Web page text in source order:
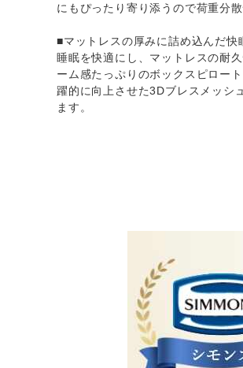
にもぴったり寄り添うので荷重分散
■マットレスの厚みに詰め込んだ快
睡眠を快適にし、マットレスの耐
ーム感たっぷりのボックスピロー
躍的に向上させた3Dブレスメッシ
ます。